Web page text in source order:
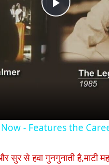
Play
Video
- Features the
सुर से हवा गुनगुनाती है,माटी